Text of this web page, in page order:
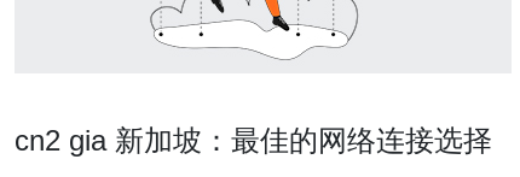
cn2 gia 新加坡：最佳的网络连接选择